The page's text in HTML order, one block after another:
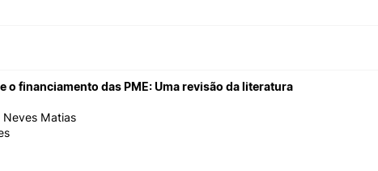
o financiamento das PME: Uma revisão da literatura
Neves Matias